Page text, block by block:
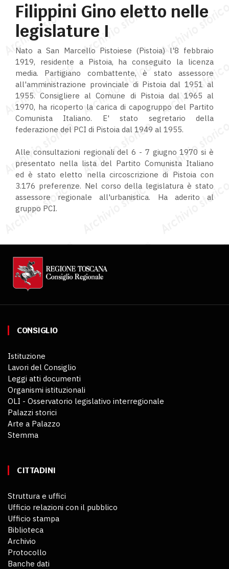
Filippini Gino eletto nelle
legislature I
Nato a San Marcello Pistoiese (Pistoia) l'8 febbraio
1919, residente a Pistoia, ha conseguito la licenza
media. Partigiano combattente, è stato assessore
all'amministrazione provinciale di Pistoia dal 1951 al
1955. Consigliere al Comune di Pistoia dal 1965 al
1970, ha ricoperto la carica di capogruppo del Partito
Comunista Italiano. E' stato segretario della
federazione del PCI di Pistoia dal 1949 al 1955.
Alle consultazioni regionali del 6 - 7 giugno 1970 si è
presentato nella lista del Partito Comunista Italiano
ed è stato eletto nella circoscrizione di Pistoia con
3.176 preferenze. Nel corso della legislatura è stato
assessore regionale all'urbanistica. Ha aderito al
gruppo PCI.
CONSIGLIO
Istituzione
Lavori del Consiglio
Leggi atti documenti
Organismi istituzionali
OLI - Osservatorio legislativo interregionale
Palazzi storici
Arte a Palazzo
Stemma
CITTADINI
Struttura e uffici
Ufficio relazioni con il pubblico
Ufficio stampa
Biblioteca
Archivio
Protocollo
Banche dati